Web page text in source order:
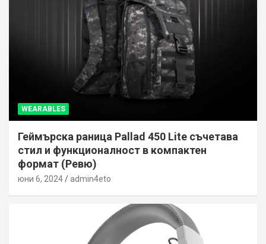
WEARABLES
Геймърска раница Pallad 450 Lite съчетава
стил и функционалност в компактен
формат (Ревю)
юни 6, 2024 admin4eto